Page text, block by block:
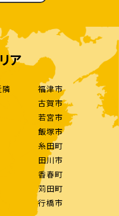
ア
隣
福津市
古賀市
若宮市
飯塚市
糸田町
田川市
香春町
苅田町
行橋市